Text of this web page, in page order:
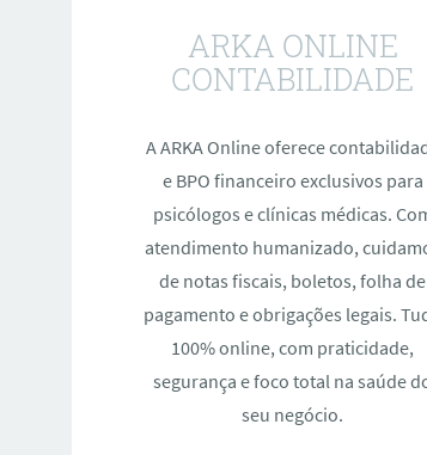
ARKA ONLINE
CONTABILIDADE
A ARKA Online oferece
e BPO financeiro exclusivos para
psicólogos e clínicas médicas.
atendimento humanizado,
de notas fiscais, boletos, folha de
pagamento e obrigações legais.
100% online, com praticidade,
segurança e foco total na saúde
seu negócio.